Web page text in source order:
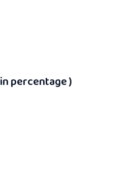
percentage )